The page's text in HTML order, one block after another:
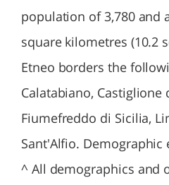
population of 3,780 and
square kilometres (10.2
Etneo borders the
Calatabiano, Castiglione
Fiumefreddo di Sicilia,
Sant'Alfio. Demographic
^ All demographics and